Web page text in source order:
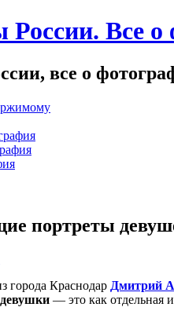
Все о
все о
портреты
города Краснодар Дмитрий
— это как отдельная